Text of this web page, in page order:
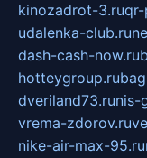
kinozadrot-3.ruqr-
udalenka-club.ru
dash-cash-now.ru
hotteygroup.ru
dveriland73.runis-
vrema-zdorov.ru
nike-air-max-95.ru